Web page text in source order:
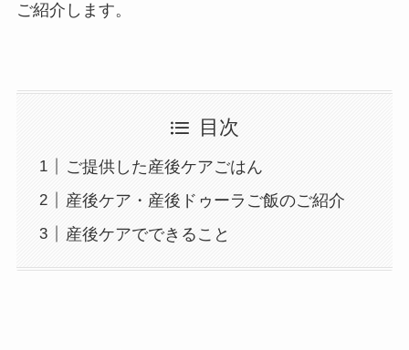
ご紹介します。
目次
ご提供した産後ケアごはん
産後ケア・産後ドゥーラご飯のご紹介
産後ケアでできること